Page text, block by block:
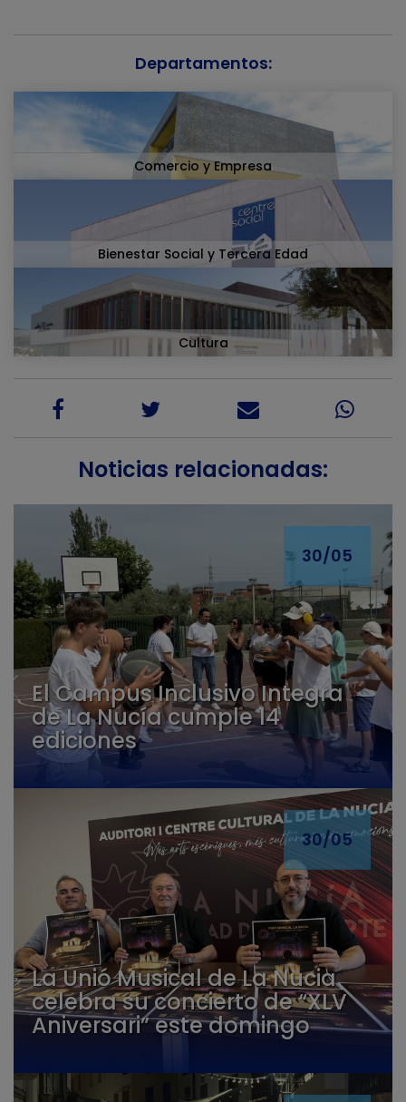
Departamentos:
Comercio y Empresa
Bienestar Social y Tercera Edad
Cultura
Noticias relacionadas:
El Campus Inclusivo Integra
de La Nucía cumple 14
ediciones
30/05
La Unió Musical de La Nucia
celebra su concierto de “XLV
Aniversari” este domingo
30/05